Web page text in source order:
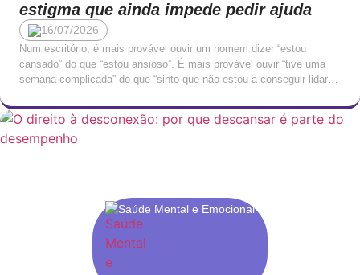
estigma que ainda impede pedir ajuda
16/07/2026
Num escritório, é mais provável ouvir um homem dizer “estou
cansado” do que “estou ansioso”. É mais provável ouvir “tive uma
semana complicada” do que “sinto que não estou a conseguir lidar
profissional tende a ser indireta, contida, traduzida em queixas
físicas ou em irritabilidade, raramente nomeada […]
Saúde Mental e Emocional